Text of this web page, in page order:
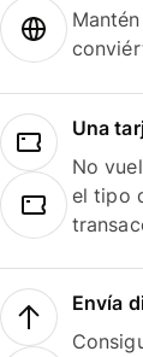
Una
No
el tipo
Envía